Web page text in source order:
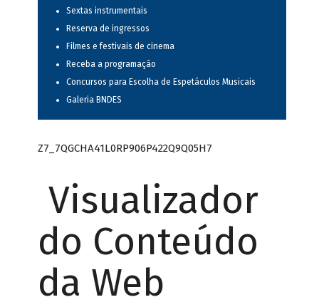
Sextas instrumentais
Reserva de ingressos
Filmes e festivais de cinema
Receba a programação
Concursos para Escolha de Espetáculos Musicais
Galeria BNDES
Z7_7QGCHA41L0RP906P422Q9Q05H7
Visualizador
do Conteúdo
da Web